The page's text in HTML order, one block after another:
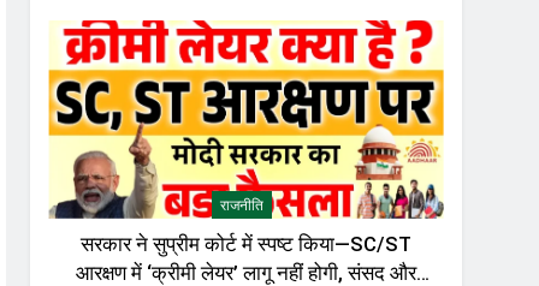
राजनीति
सरकार ने सुप्रीम कोर्ट में स्पष्ट किया—SC/ST
आरक्षण में ‘क्रीमी लेयर’ लागू नहीं होगी, संसद और